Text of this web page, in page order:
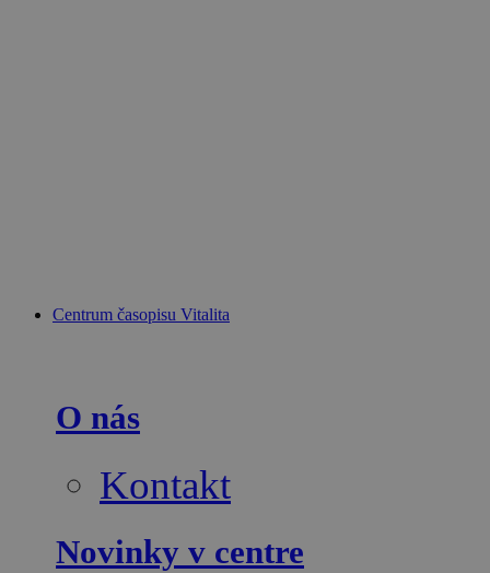
Centrum časopisu Vitalita
O nás
Kontakt
Novinky v centre